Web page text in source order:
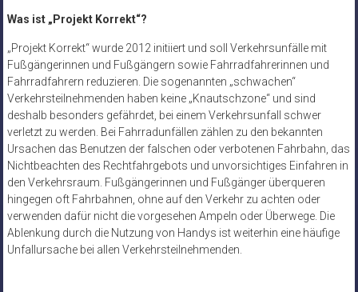
Was ist „Projekt Korrekt“?
„Projekt Korrekt“ wurde 2012 initiiert und soll Verkehrsunfälle mit
Fußgängerinnen und Fußgängern sowie Fahrradfahrerinnen und
Fahrradfahrern reduzieren. Die sogenannten „schwachen“
Verkehrsteilnehmenden haben keine „Knautschzone“ und sind
deshalb besonders gefährdet, bei einem Verkehrsunfall schwer
verletzt zu werden. Bei Fahrradunfällen zählen zu den bekannten
Ursachen das Benutzen der falschen oder verbotenen Fahrbahn, das
Nichtbeachten des Rechtfahrgebots und unvorsichtiges Einfahren in
den Verkehrsraum. Fußgängerinnen und Fußgänger überqueren
hingegen oft Fahrbahnen, ohne auf den Verkehr zu achten oder
verwenden dafür nicht die vorgesehen Ampeln oder Überwege. Die
Ablenkung durch die Nutzung von Handys ist weiterhin eine häufige
Unfallursache bei allen Verkehrsteilnehmenden.